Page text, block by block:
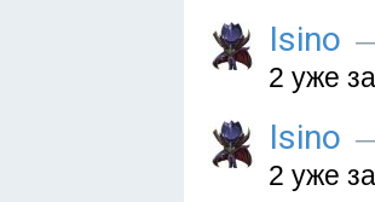
Isino
2 уже
Isino
2 уже